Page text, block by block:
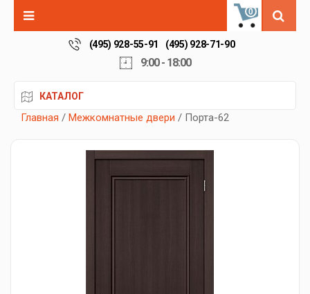
0
(495) 928-55-91 (495) 928-71-90
9:00 - 18:00
КАТАЛОГ
Главная / Межкомнатные двери / Порта-62